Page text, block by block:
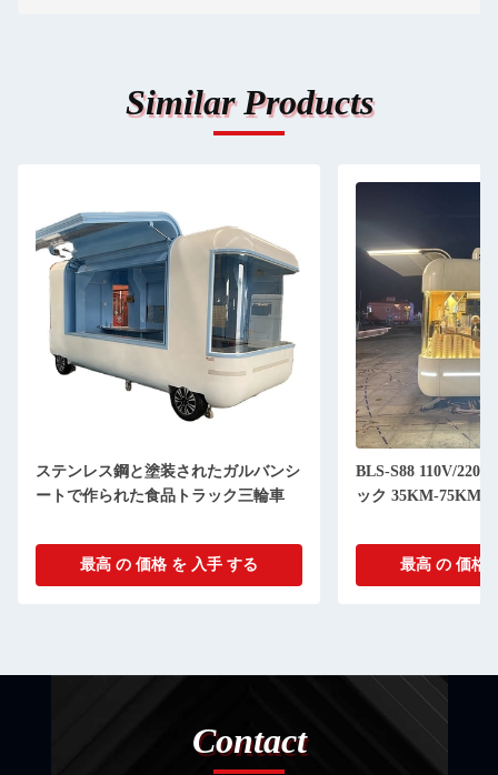
Similar Products
ステンレス鋼と塗装されたガルバンシ
ートで作られた食品トラック三輪車
最高 の 価格 を 入手 する
BLS-S88 110V/
ック 35KM-75KM/H
最高 の 価格
Contact